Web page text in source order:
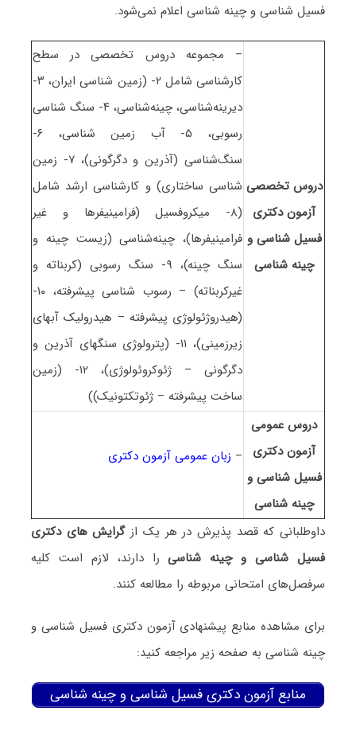
فسیل شناسی و چینه شناسی اعلام نمی‌شود.
دروس تخصصی
آزمون دکتری
فسیل شناسی و
چینه شناسی
– مجموعه دروس تخصصی در سطح
کارشناسی شامل ۲- (زمین شناسی ایران، ۳-
دیرینه‌شناسی، چینه‌شناسی، ۴- سنگ شناسی
رسوبی، ۵- آب زمین شناسی، ۶-
سنگ‌شناسی (آذرین و دگرگونی)، ۷- زمین
شناسی ساختاری) و کارشناسی ارشد شامل
(۸- میکروفسیل (فرامینیفرها و غیر
فرامینیفرها)، چینه‌شناسی (زیست چینه و
سنگ چینه)، ۹- سنگ رسوبی (کربناته و
غیرکربناته) – رسوب شناسی پیشرفته، ۱۰-
(هیدروژئولوژی پیشرفته – هیدرولیک آبهای
زیرزمینی)، ۱۱- (پترولوژی سنگهای آذرین و
دگرگونی – ژئوکروئولوژی)، ۱۲- (زمین
ساخت پیشرفته – ژئوتکتونیک))
دروس عمومی
آزمون دکتری
فسیل شناسی و
چینه شناسی
– زبان عمومی آزمون دکتری
داوطلبانی که قصد پذیرش در هر یک از گرایش های دکتری
فسیل شناسی و چینه شناسیرا دارند، لازم است کلیه
سرفصل‌های امتحانی مربوطه را مطالعه کنند.
برای مشاهده منابع پیشنهادی آزمون دکتری فسیل شناسی و
چینه شناسی به صفحه زیر مراجعه کنید:
منابع آزمون دکتری فسیل شناسی و چینه شناسی